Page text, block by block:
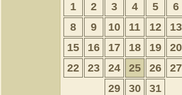
1 2 3 4 5 6
8
9 10 11 12 13
15
16 17 18 19 20
22
23 24 25 26 27
29
30 31